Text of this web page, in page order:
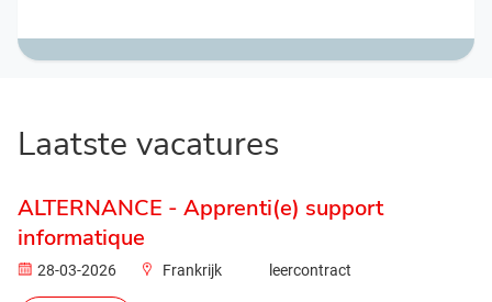
Laatste vacatures
ALTERNANCE - Apprenti(e) support
informatique
28-03-2026 Frankrijk leercontract